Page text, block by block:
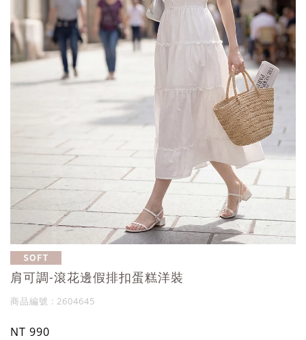
肩可調-滾花邊假排扣蛋糕洋裝
商品編號 : 2604645
NT 990